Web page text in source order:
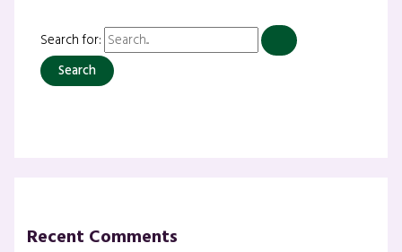
Search for:
Recent Comments